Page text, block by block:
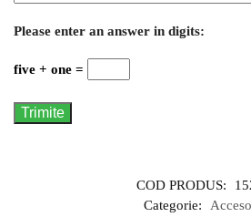
Please enter an answer in digits:
five + one =
COD PRODUS:
Categorie: